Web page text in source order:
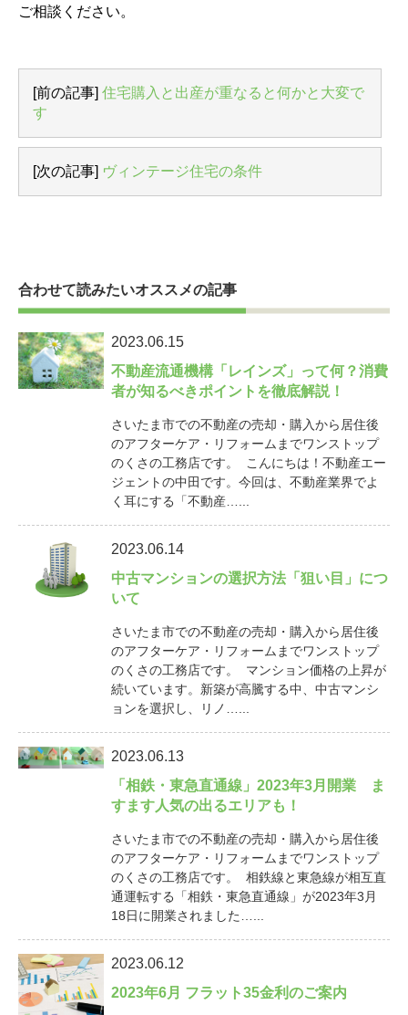
ご相談ください。
[前の記事] 住宅購入と出産が重なると何かと大変で
す
[次の記事] ヴィンテージ住宅の条件
合わせて読みたいオススメの記事
2023.06.15
不動産流通機構「レインズ」って何？消費
者が知るべきポイントを徹底解説！
さいたま市での不動産の売却・購入から居住後
のアフターケア・リフォームまでワンストップ
のくさの工務店です。 こんにちは！不動産エー
ジェントの中田です。今回は、不動産業界でよ
く耳にする「不動産…...
2023.06.14
中古マンションの選択方法「狙い目」につ
いて
さいたま市での不動産の売却・購入から居住後
のアフターケア・リフォームまでワンストップ
のくさの工務店です。 マンション価格の上昇が
続いています。新築が高騰する中、中古マンシ
ョンを選択し、リノ…...
2023.06.13
「相鉄・東急直通線」2023年3月開業 ま
すます人気の出るエリアも！
さいたま市での不動産の売却・購入から居住後
のアフターケア・リフォームまでワンストップ
のくさの工務店です。 相鉄線と東急線が相互直
通運転する「相鉄・東急直通線」が2023年3月
18日に開業されました…...
2023.06.12
2023年6月 フラット35金利のご案内